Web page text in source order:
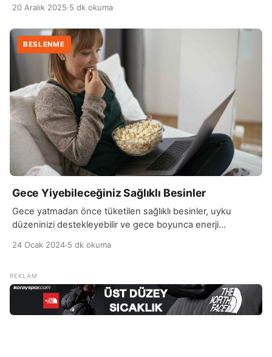
tüketilen bu besinler, açlık hissini kontrol altına alırken kan
şekeri seviyesinin ani düşüşlerini önlemeye yardımcı olur.
Sağlıklı atıştırmalıklar, iştahı bastırırken aynı zamanda
vitamin, mineral, lif ve protein gibi gerekli besin öğelerini de
sağlayabilir. […]
20 Aralık 2025·5 dk okuma
BESLENME
Gece Yiyebileceğiniz Sağlıklı Besinler
Gece yatmadan önce tüketilen sağlıklı besinler, uyku
düzeninizi destekleyebilir ve gece boyunca enerji
düşük kalorili olmalıdır. Protein ve sağlıklı yağlar içeren bir
metabolizmanızı destekleyebilir. Yoğurt ve meyve gibi bir
kombinasyon, gece yatmadan önce sağlıklı bir seçenek
olabilir. Yoğurt, protein […]
24 Ocak 2024·5 dk okuma